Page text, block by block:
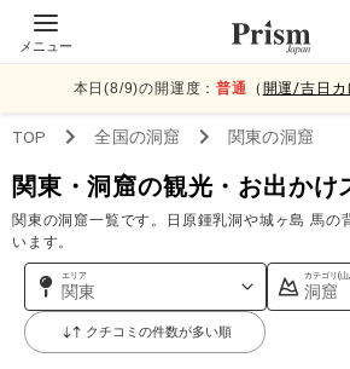
メニュー
本日(8/9)の開運度：普通 （ 開運/吉日カ
TOP 全国の洞窟 関東の洞窟
関東・洞窟の観光・お出かけ
関東の洞窟一覧です。日原鍾乳洞や城ヶ島 馬の
います。
エリア
関東
カテゴリ(
洞窟
クチコミの件数が多い順